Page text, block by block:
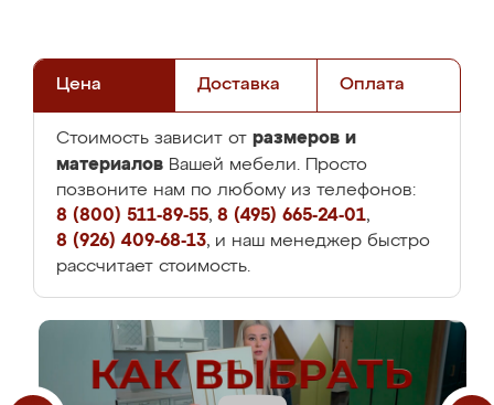
Цена Доставка Оплата
Стоимость зависит от размеров и
материалов Вашей мебели. Просто
позвоните нам по любому из телефонов:
8 (800) 511-89-55, 8 (495) 665-24-01,
8 (926) 409-68-13, и наш менеджер быстро
рассчитает стоимость.